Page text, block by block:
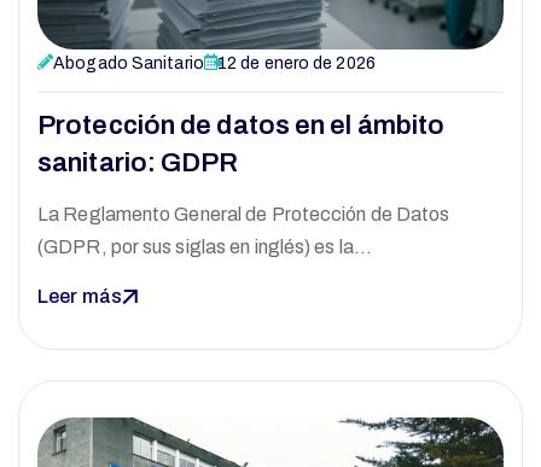
Abogado Sanitario 12 de enero de 2026
Protección de datos en el ámbito
sanitario: GDPR
La Reglamento General de Protección de Datos
(GDPR, por sus siglas en inglés) es la…
Leer más